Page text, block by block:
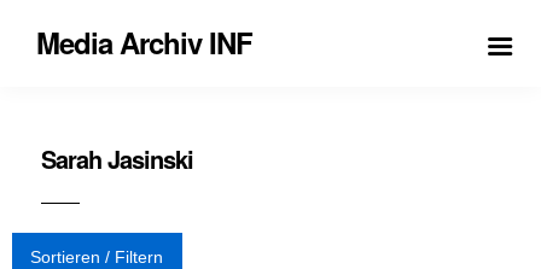
Media Archiv INF
Sarah Jasinski
Sortieren / Filtern